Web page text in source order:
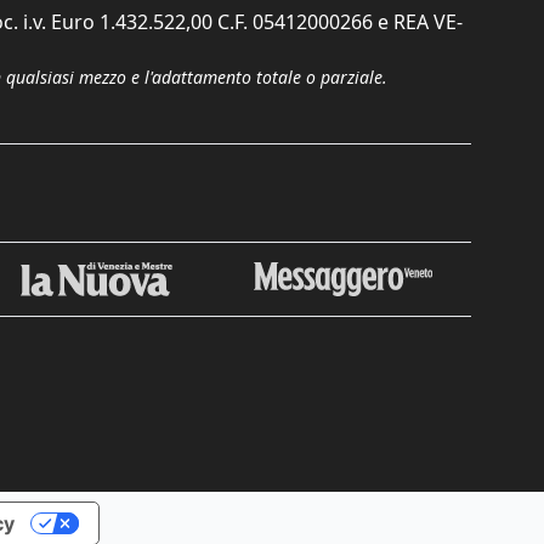
Euro 1.432.522,00 C.F. 05412000266 e REA VE-
mezzo e l'adattamento totale o parziale.